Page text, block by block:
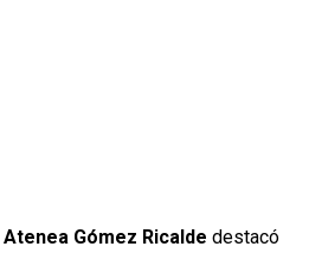
Atenea Gómez Ricalde destacó